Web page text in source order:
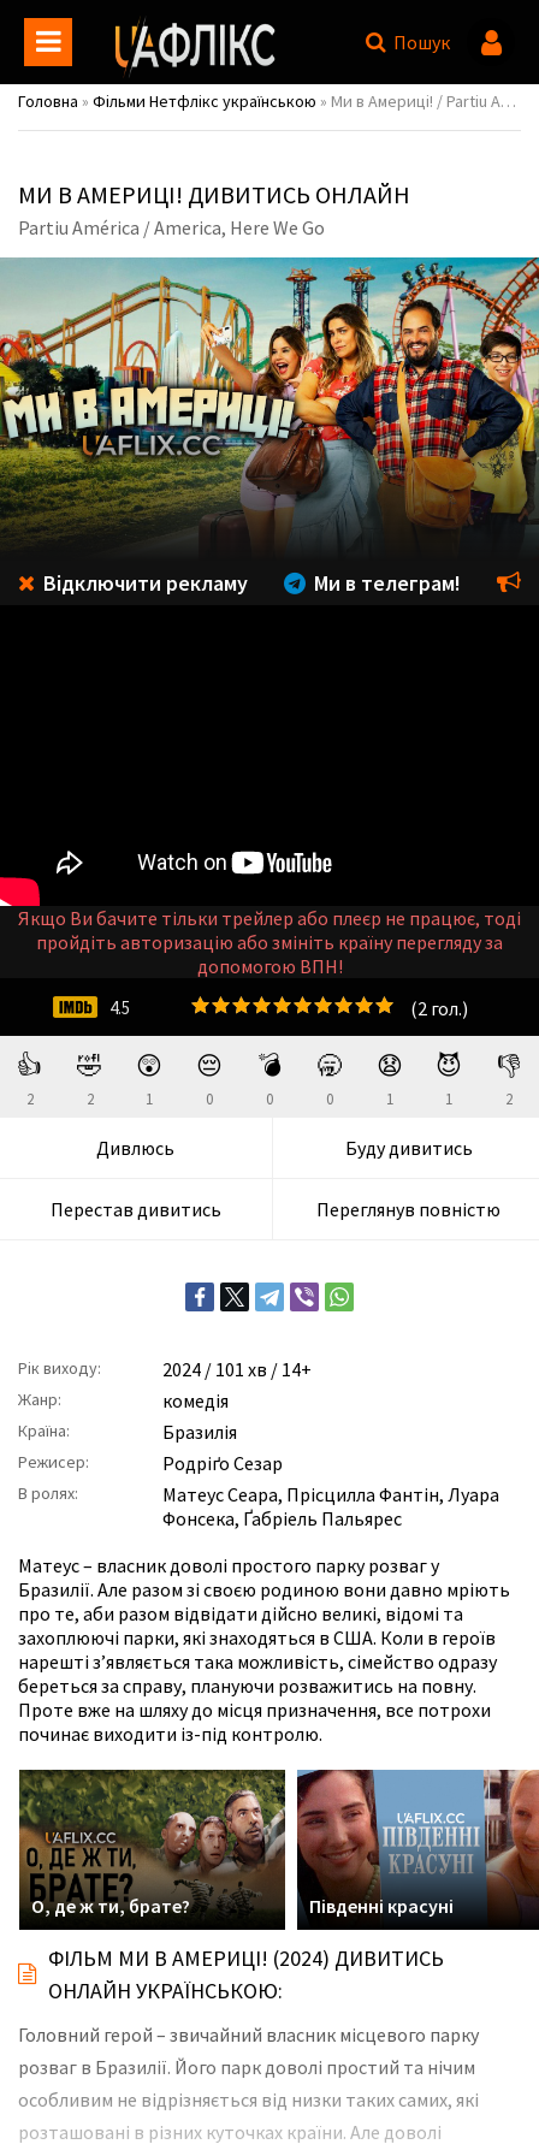
Пошук
Головна » Фільми Нетфлікс українською » Ми в Америці! / Partiu América / America, Here We Go
МИ В АМЕРИЦІ! ДИВИТИСЬ ОНЛАЙН
Partiu América / America, Here We Go
👍
2
🤣
2
😲
1
😔
0
💣
0
🥱
0
😧
1
😈
1
👎
2
Дивлюсь Буду дивитись
Перестав дивитись Переглянув повністю
Рік виходу: 2024 / 101 хв / 14+
Жанр: комедія
Країна: Бразилія
Режисер: Родріґо Сезар
В ролях: Матеус Сеара, Прісцилла Фантін, Луара
Фонсека, Ґабріель Пальярес
Матеус – власник доволі простого парку розваг у
Бразилії. Але разом зі своєю родиною вони давно мріють
про те, аби разом відвідати дійсно великі, відомі та
захоплюючі парки, які знаходяться в США. Коли в героїв
нарешті з’являється така можливість, сімейство одразу
береться за справу, плануючи розважитись на повну.
Проте вже на шляху до місця призначення, все потрохи
починає виходити із-під контролю.
(2 гол.)
4.5
Відключити рекламу Ми в телеграм!
Якщо Ви бачите тільки трейлер або плеєр не працює, тоді
пройдіть авторизацію або змініть країну перегляду за
допомогою ВПН!
О, де ж ти, брате? Південні красуні
ФІЛЬМ МИ В АМЕРИЦІ! (2024) ДИВИТИСЬ
ОНЛАЙН УКРАЇНСЬКОЮ:
Головний герой – звичайний власник місцевого парку
розваг в Бразилії. Його парк доволі простий та нічим
особливим не відрізняється від низки таких самих, які
розташовані в різних куточках країни. Але доволі